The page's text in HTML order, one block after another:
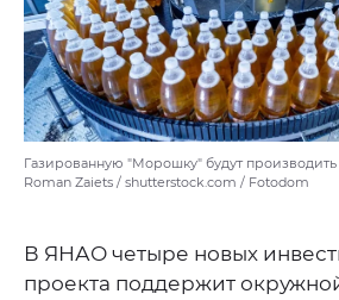
Газированную "Морошку" будут
Roman Zaiets / shutterstock.com / Fotodom
В ЯНАО четыре новых
проекта поддержит